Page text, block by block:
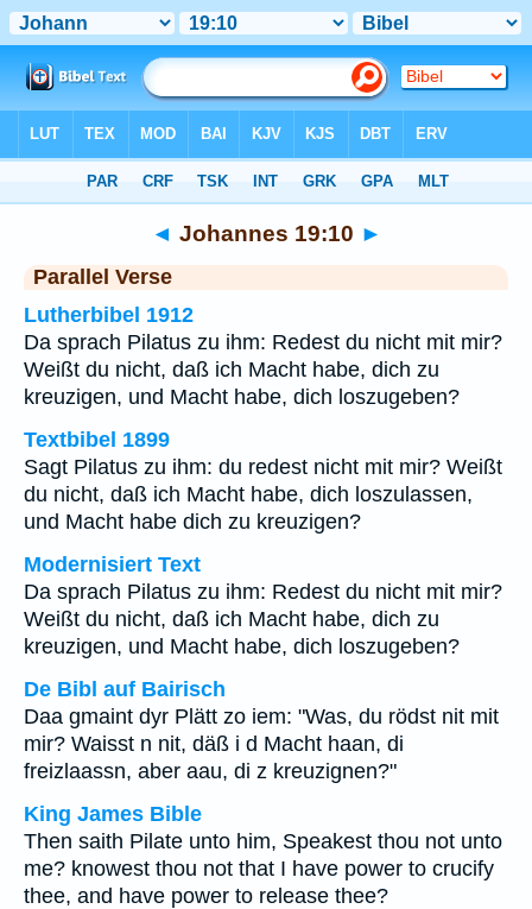
◄ Johannes 19:10 ►
Parallel Verse
Lutherbibel 1912
Da sprach Pilatus zu ihm: Redest du nicht mit mir?
Weißt du nicht, daß ich Macht habe, dich zu
kreuzigen, und Macht habe, dich loszugeben?
Textbibel 1899
Sagt Pilatus zu ihm: du redest nicht mit mir? Weißt
du nicht, daß ich Macht habe, dich loszulassen,
und Macht habe dich zu kreuzigen?
Modernisiert Text
Da sprach Pilatus zu ihm: Redest du nicht mit mir?
Weißt du nicht, daß ich Macht habe, dich zu
kreuzigen, und Macht habe, dich loszugeben?
De Bibl auf Bairisch
Daa gmaint dyr Plätt zo iem: "Was, du rödst nit mit
mir? Waisst n nit, däß i d Macht haan, di
freizlaassn, aber aau, di z kreuzignen?"
King James Bible
Then saith Pilate unto him, Speakest thou not unto
me? knowest thou not that I have power to crucify
thee, and have power to release thee?